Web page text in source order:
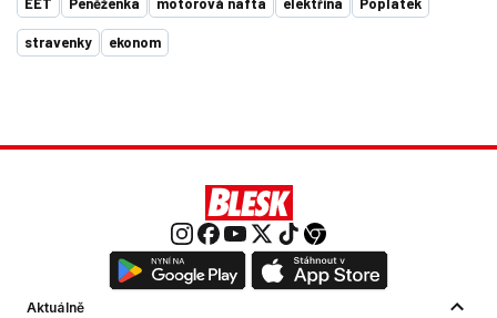
stravenky ekonom
Aktuálně